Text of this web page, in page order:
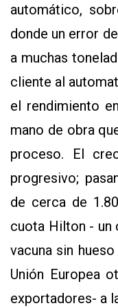
automático,
donde un error
a muchas
cliente al
el rendimiento
mano de obra
proceso. El
progresivo;
de cerca de
cuota Hilton - un
vacuna sin
Unión Europea
exportadores- a